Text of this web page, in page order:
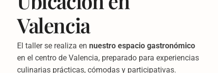
Valencia
El taller se realiza en nuestro espacio gastronómico
en el centro de Valencia, preparado para experiencias
culinarias prácticas, cómodas y participativas.